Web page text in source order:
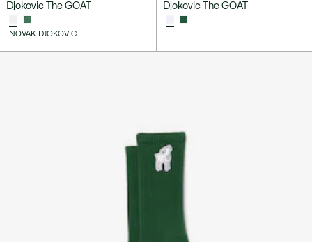
Djokovic The GOAT
NOVAK DJOKOVIC
Djokovic The GOAT